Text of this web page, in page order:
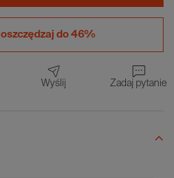
oszczędzaj do 46%
Wyślij Zadaj pytanie